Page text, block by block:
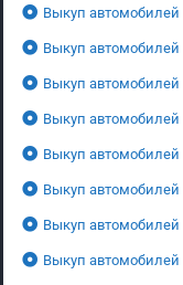
Выкуп автомобилей
Выкуп автомобилей
Выкуп автомобилей
Выкуп автомобилей
Выкуп автомобилей
Выкуп
Выкуп автомобилей
Выкуп автомобилей